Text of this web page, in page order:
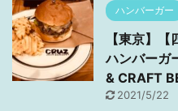
ハンバーガー
【東京】
ハンバーガ
& CRAFT
2021/5/22